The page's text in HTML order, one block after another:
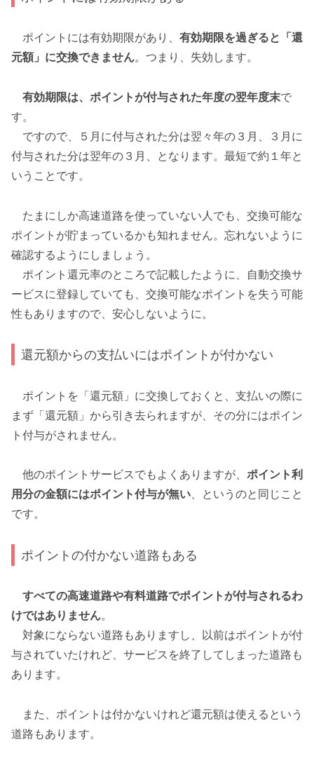
ポイントには有効期限があり、 有効期限を過ぎると「還
元額」に交換できません。つまり、失効します。
有効期限は、ポイントが付与された年度の翌年度末で
す。
ですので、５月に付与された分は翌々年の３月、３月に
付与された分は翌年の３月、となります。最短で約１年と
いうことです。
たまにしか高速道路を使っていない人でも、交換可能な
ポイントが貯まっているかも知れません。忘れないように
確認するようにしましょう。
ポイント還元率のところで記載したように、自動交換サ
ービスに登録していても、交換可能なポイントを失う可能
性もありますので、安心しないように。
還元額からの支払いにはポイントが付かない
ポイントを「還元額」に交換しておくと、支払いの際に
まず「還元額」から引き去られますが、その分にはポイン
ト付与がされません。
他のポイントサービスでもよくありますが、 ポイント利
用分の金額にはポイント付与が無い、というのと同じこと
です。
ポイントの付かない道路もある
すべての高速道路や有料道路でポイントが付与されるわ
けではありません。
対象にならない道路もありますし、以前はポイントが付
与されていたけれど、サービスを終了してしまった道路も
あります。
また、ポイントは付かないけれど還元額は使えるという
道路もあります。